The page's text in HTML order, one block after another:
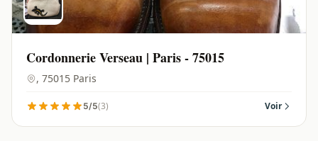
Cordonnerie Verseau | Paris - 75015
, 75015 Paris
5/5(3) Voir